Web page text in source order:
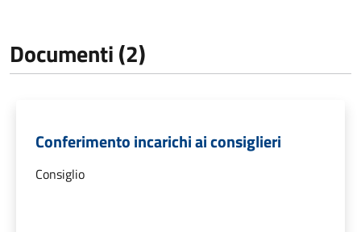
Documenti (2)
Conferimento incarichi ai consiglieri
Consiglio